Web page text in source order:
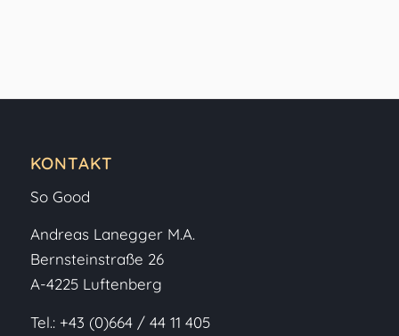
KONTAKT
So Good
Andreas Lanegger M.A.
Bernsteinstraße 26
A-4225 Luftenberg
Tel.: +43 (0)664 / 44 11 405